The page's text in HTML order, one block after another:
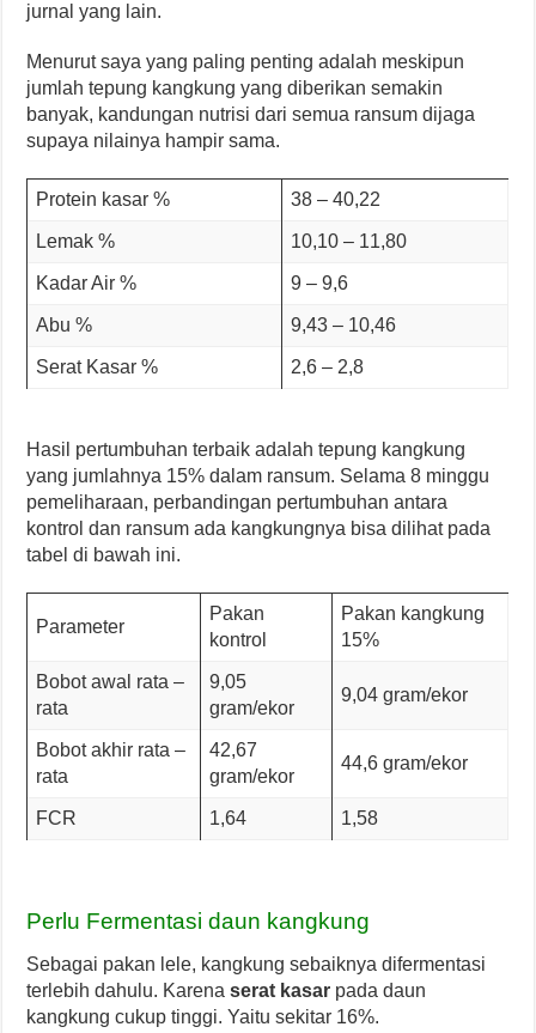
jurnal yang lain.
Menurut saya yang paling penting adalah meskipun
jumlah tepung kangkung yang diberikan semakin
banyak, kandungan nutrisi dari semua ransum dijaga
supaya nilainya hampir sama.
Protein kasar % 38 – 40,22
Lemak % 10,10 – 11,80
Kadar Air % 9 – 9,6
Abu % 9,43 – 10,46
Serat Kasar % 2,6 – 2,8
Hasil pertumbuhan terbaik adalah tepung kangkung
yang jumlahnya 15% dalam ransum. Selama 8 minggu
pemeliharaan, perbandingan pertumbuhan antara
kontrol dan ransum ada kangkungnya bisa dilihat pada
tabel di bawah ini.
Parameter
Pakan
kontrol
Pakan kangkung
15%
Bobot awal rata –
rata
9,05
gram/ekor
9,04 gram/ekor
Bobot akhir rata –
rata
42,67
gram/ekor
44,6 gram/ekor
FCR 1,64 1,58
Perlu Fermentasi daun kangkung
Sebagai pakan lele, kangkung sebaiknya difermentasi
terlebih dahulu. Karenaserat kasar pada daun
kangkung cukup tinggi. Yaitu sekitar 16%.